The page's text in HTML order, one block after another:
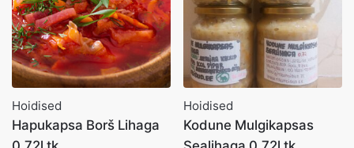
Hoidised
Hapukapsa Borš Lihaga
Hoidised
Kodune Mulgikapsas